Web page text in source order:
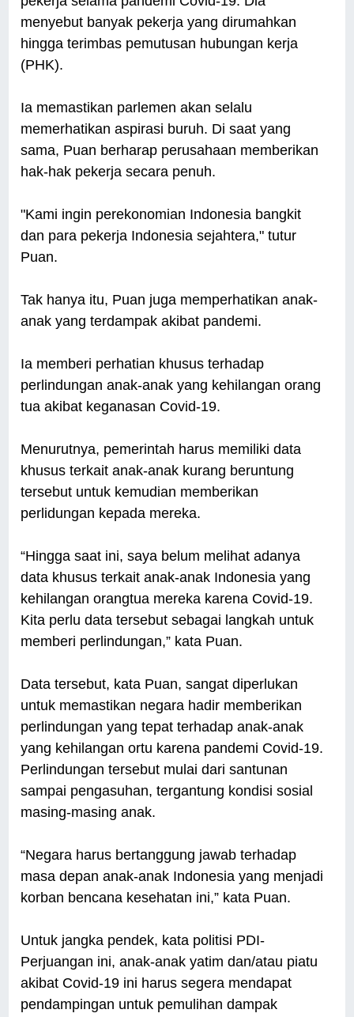
menyebut banyak pekerja yang dirumahkan
hingga terimbas pemutusan hubungan kerja
(PHK).
Ia memastikan parlemen akan selalu
memerhatikan aspirasi buruh. Di saat yang
sama, Puan berharap perusahaan memberikan
hak-hak pekerja secara penuh.
"Kami ingin perekonomian Indonesia bangkit
dan para pekerja Indonesia sejahtera," tutur
Puan.
Tak hanya itu, Puan juga memperhatikan anak-
anak yang terdampak akibat pandemi.
Ia memberi perhatian khusus terhadap
perlindungan anak-anak yang kehilangan orang
tua akibat keganasan Covid-19.
Menurutnya, pemerintah harus memiliki data
khusus terkait anak-anak kurang beruntung
tersebut untuk kemudian memberikan
perlidungan kepada mereka.
“Hingga saat ini, saya belum melihat adanya
data khusus terkait anak-anak Indonesia yang
kehilangan orangtua mereka karena Covid-19.
Kita perlu data tersebut sebagai langkah untuk
memberi perlindungan,” kata Puan.
Data tersebut, kata Puan, sangat diperlukan
untuk memastikan negara hadir memberikan
perlindungan yang tepat terhadap anak-anak
yang kehilangan ortu karena pandemi Covid-19.
Perlindungan tersebut mulai dari santunan
sampai pengasuhan, tergantung kondisi sosial
masing-masing anak.
“Negara harus bertanggung jawab terhadap
masa depan anak-anak Indonesia yang menjadi
korban bencana kesehatan ini,” kata Puan.
Untuk jangka pendek, kata politisi PDI-
Perjuangan ini, anak-anak yatim dan/atau piatu
akibat Covid-19 ini harus segera mendapat
pendampingan untuk pemulihan dampak